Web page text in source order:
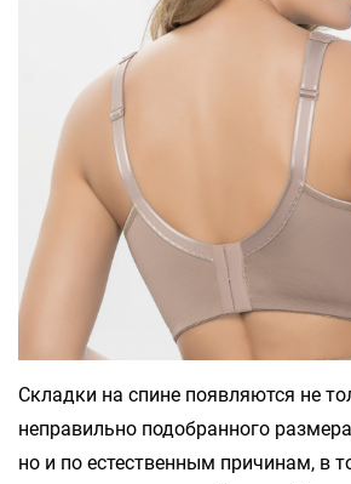
Складки на спине появляются не
неправильно подобранного
но и по естественным причинам, в